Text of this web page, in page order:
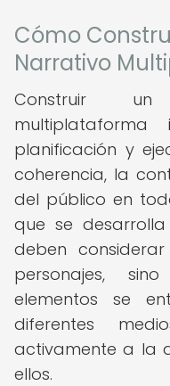
Cómo
Narrativo
Construir un
planificación y
coherencia, la
del público en
que se
deben
personajes,
elementos se
diferentes
activamente a la
ellos.